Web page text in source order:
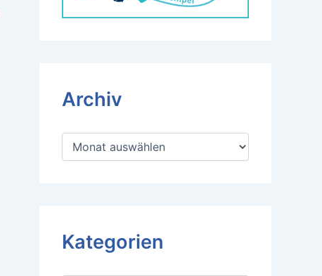
Archiv
A
Kategorien